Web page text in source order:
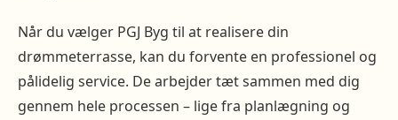
Når du vælger PGJ Byg til at realisere din
drømmeterrasse, kan du forvente en professionel og
pålidelig service. De arbejder tæt sammen med dig
gennem hele processen – lige fra planlægning og